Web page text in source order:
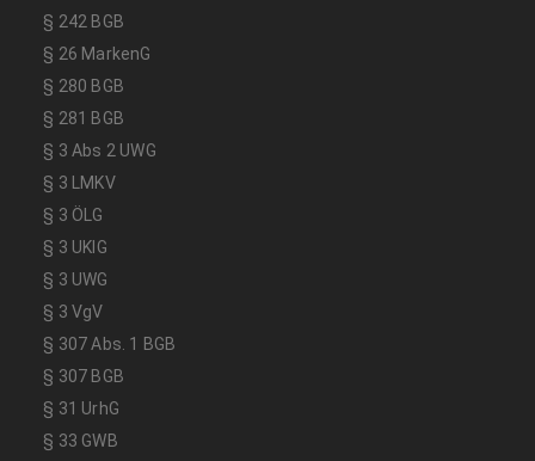
§ 242 BGB
§ 26 MarkenG
§ 280 BGB
§ 281 BGB
§ 3 Abs 2 UWG
§ 3 LMKV
§ 3 ÖLG
§ 3 UKlG
§ 3 UWG
§ 3 VgV
§ 307 Abs. 1 BGB
§ 307 BGB
§ 31 UrhG
§ 33 GWB